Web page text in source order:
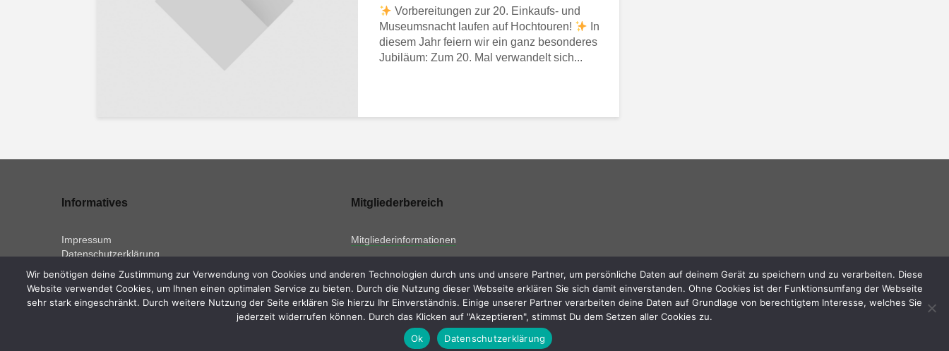
Vorbereitungen zur 20. Einkaufs- und
Museumsnacht laufen auf Hochtouren!
In
diesem Jahr feiern wir ein ganz besonderes
Jubiläum: Zum 20. Mal verwandelt sich...
Informatives
Impressum
Datenschutzerklärung
Mitgliederbereich
Mitgliederinformationen
Copyright © 2026.
Wir benötigen deine Zustimmung zur Verwendung von Cookies und anderen Technologien durch uns und unsere Partner, um persönliche Daten auf deinem Gerät zu speichern und zu verarbeiten. Diese
Website verwendet Cookies, um Ihnen einen optimalen Service zu bieten. Durch die Nutzung dieser Webseite erklären Sie sich damit einverstanden. Ohne Cookies ist der Funktionsumfang der Webseite
sehr stark eingeschränkt. Durch weitere Nutzung der Seite erklären Sie hierzu Ihr Einverständnis. Einige unserer Partner verarbeiten deine Daten auf Grundlage von berechtigtem Interesse, welches Sie
jederzeit widerrufen können. Durch das Klicken auf "Akzeptieren", stimmst Du dem Setzen aller Cookies zu.
Ok
Datenschutzerklärung